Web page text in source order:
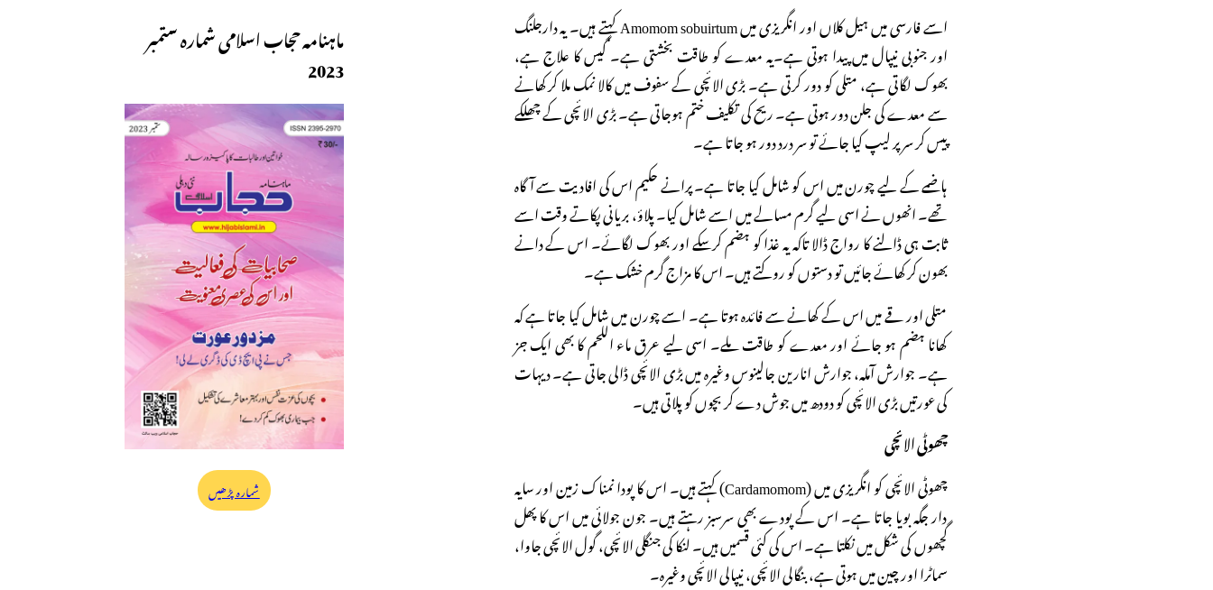
اسے فارسی میں ہیل کلاں اور انگریزی میں Amomom sobuirtum کہتے ہیں۔ یہ دارجلنگ
اور جنوبی نیپال میں پیدا ہوتی ہے۔یہ معدے کو طاقت بخشتی ہے۔ گیس کا علاج ہے،
بھوک لگاتی ہے، متلی کو دور کرتی ہے۔ بڑی الائچی کے سفوف میں کالا نمک ملا کر کھانے
سے معدے کی جلن دور ہوتی ہے۔ ریح کی تکلیف ختم ہوجاتی ہے۔ بڑی الائچی کے چھلکے
پیس کر سر پر لیپ کیا جائے تو سر درد دور ہو جاتا ہے۔
ہاضمے کے لیے چورن میں اس کو شامل کیا جاتا ہے۔ پرانے حکیم اس کی افادیت سے آگاہ
تھے۔ انھوں نے اسی لیے گرم مسالے میں اسے شامل کیا۔ پلاؤ، بریانی پکاتے وقت اسے
ثابت ہی ڈالنے کا رواج ڈالا تاکہ یہ غذا کو ہضم کرسکے اور بھوک لگائے۔ اس کے دانے
بھون کر کھائے جائیں تو دستوں کو روکتے ہیں۔ اس کا مزاج گرم خشک ہے۔
متلی اور قے میں اس کے کھانے سے فائدہ ہوتا ہے۔ اسے چورن میں شامل کیا جاتا ہے کہ
کھانا ہضم ہو جائے اور معدے کو طاقت ملے۔ اسی لیے عرق ماء اللحم کا بھی ایک جز
ہے۔ جوارش آملہ، جوارش انارین جالینوس وغیرہ میں بڑی الائچی ڈالی جاتی ہے۔ دیہات
کی عورتیں بڑی الائچی کو دودھ میں جوش دے کر بچوں کو پلاتی ہیں۔
چھوٹی الائچی
چھوٹی الائچی کو انگریزی میں (Cardamomom) کہتے ہیں۔ اس کا پودا نمناک زمین اور سایہ
دار جگہ بویا جاتا ہے۔ اس کے پودے بھی سرسبز رہتے ہیں۔ جون جولائی میں اس کا پھل
گچھوں کی شکل میں نکلتا ہے۔ اس کی کئی قسمیں ہیں۔ لنکا کی جنگلی الائچی، گول الائچی جاوا،
سماٹرا اور چین میں ہوتی ہے، بنگالی الائچی، نیپالی الائچی وغیرہ۔
ماہنامہ حجاب اسلامی شمارہ ستمبر
2023
شمارہ پڑھیں